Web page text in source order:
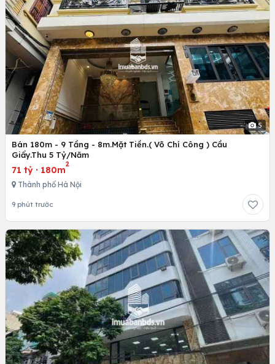
5
Bán 180m - 9 Tầng - 8m.Mặt Tiền.( Võ Chí Công ) Cầu
Giấy.Thu 5 Tỷ/Năm
71 tỷ · 180m
2
Thành phố Hà Nội
9 phút trước